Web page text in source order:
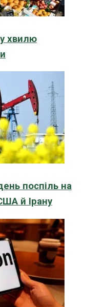
хвилю
поспіль на
й Ірану